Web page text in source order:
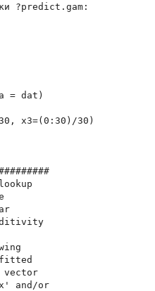
?predict.gam:
= dat)
x3=(0:30)/30)
fitted
and/or